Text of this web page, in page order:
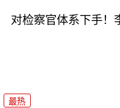
对检察官体系下手！
最热